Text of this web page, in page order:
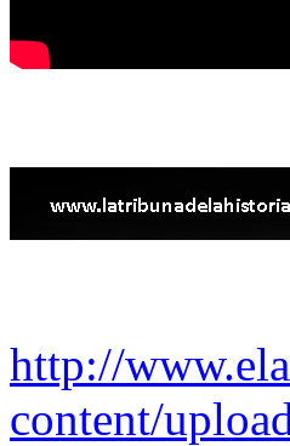
http://
content/